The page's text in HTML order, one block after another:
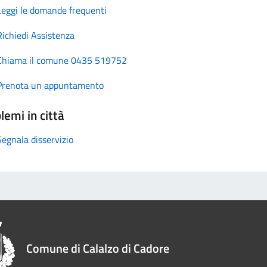
le domande frequenti
Assistenza
il comune 0435 519752
un appuntamento
in città
disservizio
Comune di Calalzo di Cadore